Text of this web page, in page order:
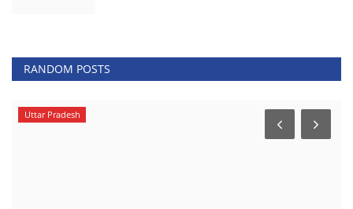
RANDOM POSTS
Uttar Pradesh